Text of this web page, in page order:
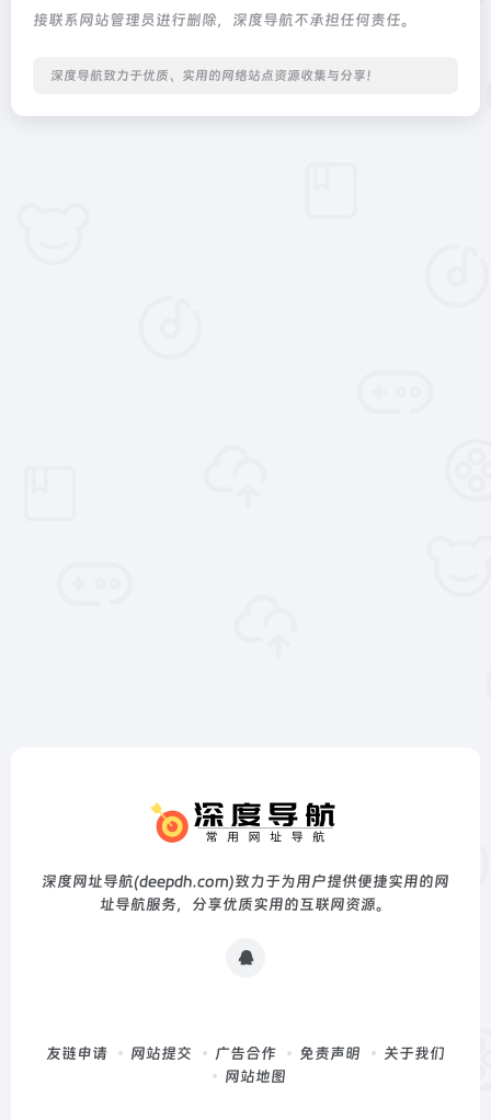
接联系网站管理员进行删除，深度导航不承担任何责任。
深度导航致力于优质、实用的网络站点资源收集与分享！
深度网址导航(deepdh.com)致力于为用户提供便捷实用的网
址导航服务，分享优质实用的互联网资源。
友链申请 网站提交 广告合作 免责声明
关于我们
网站地图